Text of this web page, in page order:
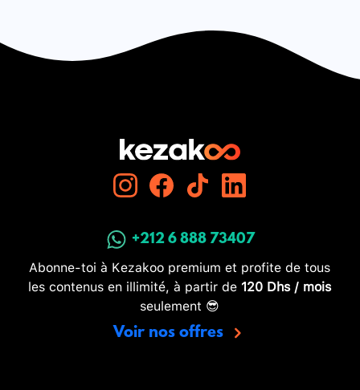
+212 6 888 73407
Abonne-toi à Kezakoo premium et profite de tous
les contenus en illimité, à partir de 120 Dhs / mois
seulement 😎
Voir nos offres